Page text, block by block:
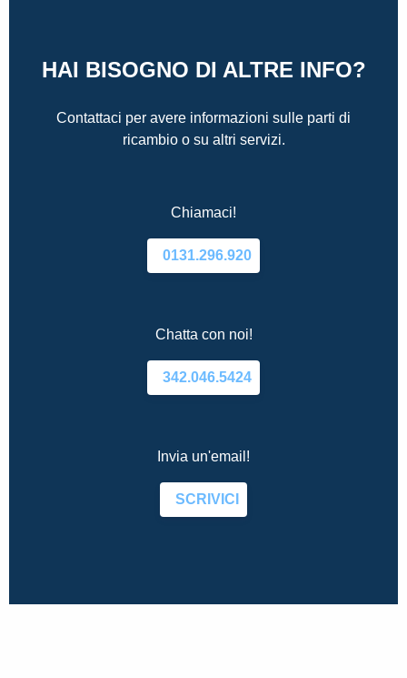
HAI BISOGNO DI ALTRE INFO?
Contattaci per avere informazioni sulle parti di
ricambio o su altri servizi.
Chiamaci!
0131.296.920
Chatta con noi!
342.046.5424
Invia un'email!
SCRIVICI